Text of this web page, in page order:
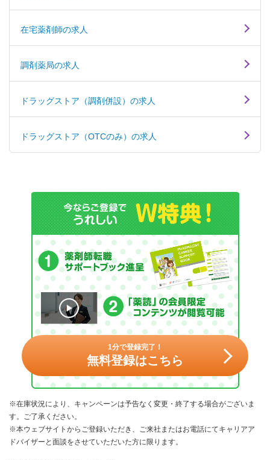
在宅薬剤師の求人
調剤薬局の求人
ドラッグストア（調剤併設）の求人
ドラッグストア（OTCのみ）の求人
※在庫状況により、キャンペーンは予告なく変更・終了する場合がございま
す。ご了承ください。
※本ウェブサイトからご登録いただき、ご来社またはお電話にてキャリアア
ドバイザーと面談をさせていただいた方に限ります。
1分で登録完了！
無料登録はこちら